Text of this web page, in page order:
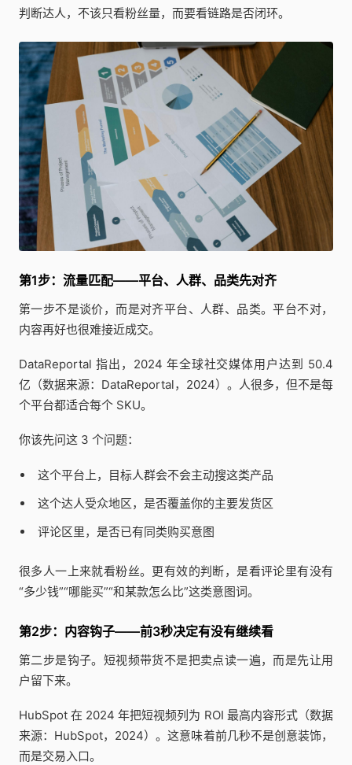
判断达人，不该只看粉丝量，而要看链路是否闭环。
第1步：流量匹配——平台、人群、品类先对齐
第一步不是谈价，而是对齐平台、人群、品类。平台不对，
内容再好也很难接近成交。
DataReportal 指出，2024 年全球社交媒体用户达到 50.4
亿（数据来源：DataReportal，2024）。人很多，但不是每
个平台都适合每个 SKU。
你该先问这 3 个问题：
这个平台上，目标人群会不会主动搜这类产品
这个达人受众地区，是否覆盖你的主要发货区
评论区里，是否已有同类购买意图
很多人一上来就看粉丝。更有效的判断，是看评论里有没有
“多少钱”“哪能买”“和某款怎么比”这类意图词。
第2步：内容钩子——前3秒决定有没有继续看
第二步是钩子。短视频带货不是把卖点读一遍，而是先让用
户留下来。
HubSpot 在 2024 年把短视频列为 ROI 最高内容形式（数据
来源：HubSpot，2024）。这意味着前几秒不是创意装饰，
而是交易入口。